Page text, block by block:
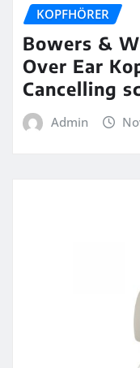
KOPFHÖRER
Bowers &
Over Ear
Cancelling
Admin